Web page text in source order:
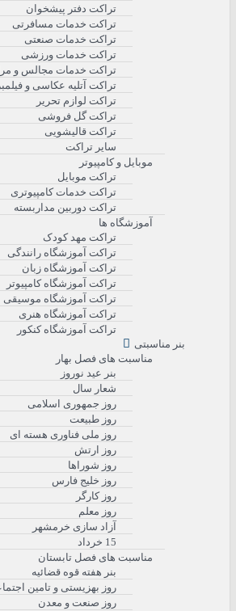
تراکت دفتر پیشخوان
تراکت خدمات مسافرتی
تراکت خدمات صنعتی
تراکت خدمات ورزشی
تراکت خدمات مجالس و مراسمات
تراکت آتلیه عکاسی و فیلمبرداری
تراکت لوازم تحریر
تراکت گل فروشی
تراکت قالیشویی
سایر تراکت
موبایل و کامپیوتر
تراکت موبایل
تراکت خدمات کامپیوتری
تراکت دوربین مداربسته
آموزشگاه ها
تراکت مهد کودک
تراکت آموزشگاه رانندگی
تراکت آموزشگاه زبان
تراکت آموزشگاه کامپیوتر
تراکت آموزشگاه موسیقی
تراکت آموزشگاه هنری
تراکت آموزشگاه کنکور
بنر مناسبتی
مناسبت های فصل بهار
بنر عید نوروز
شعار سال
روز جمهوری اسلامی
روز طبیعت
روز ملی فناوری هسته ای
روز ارتش
روز شوراها
روز خلیج فارس
روز کارگر
روز معلم
آزاد سازی خرمشهر
مناسبت های فصل تابستان
بنر هفته قوه قضائیه
روز بهزیستی و تامین اجتماعی
روز صنعت و معدن